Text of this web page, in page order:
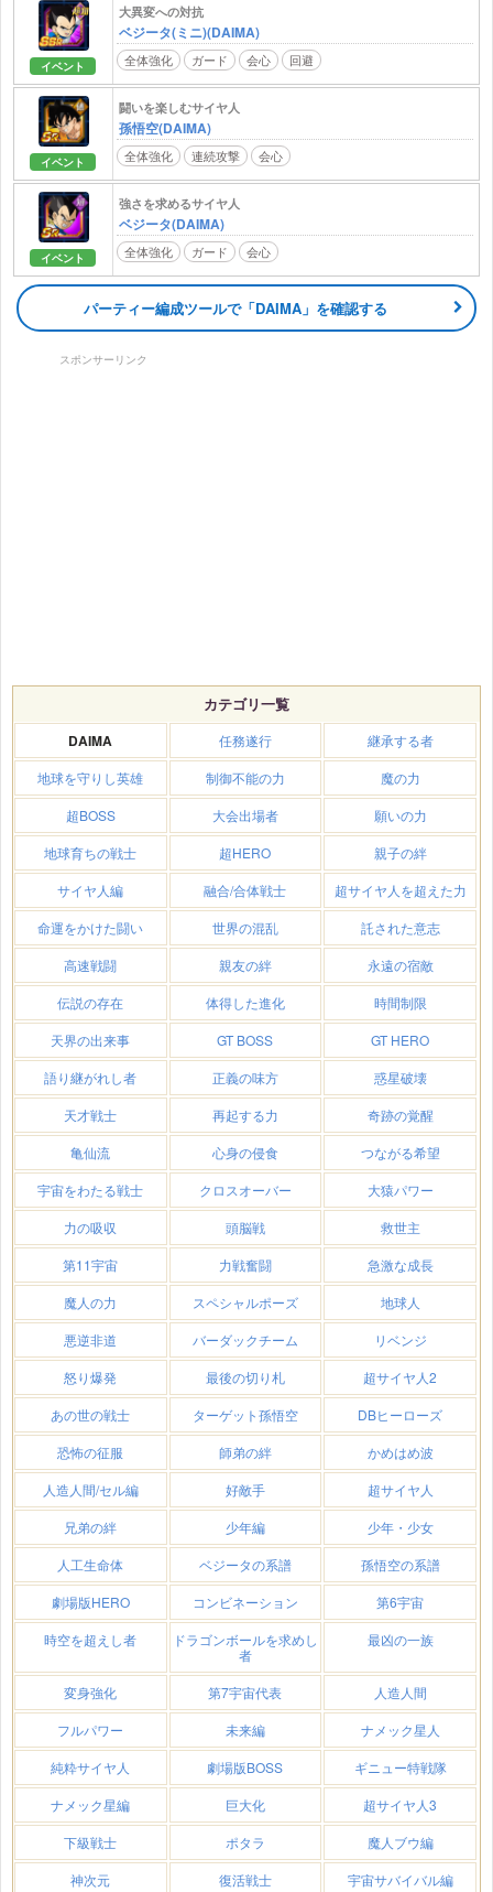
イベント
大異変への対抗
ベジータ(ミニ)(DAIMA)
全体強化 ガード 会心 回避
イベント
闘いを楽しむサイヤ人
孫悟空(DAIMA)
全体強化 連続攻撃 会心
イベント
強さを求めるサイヤ人
ベジータ(DAIMA)
全体強化 ガード 会心
パーティー編成ツールで「DAIMA」を確認する
スポンサーリンク
カテゴリ一覧
DAIMA 任務遂行
継承する者
地球を守りし英雄
制御不能の力
魔の力
超BOSS
大会出場者
願いの力
地球育ちの戦士
超HERO
親子の絆
サイヤ人編
融合/合体戦士
超サイヤ人を超えた力
命運をかけた闘い
世界の混乱
託された意志
高速戦闘
親友の絆
永遠の宿敵
伝説の存在
体得した進化
時間制限
天界の出来事
GT BOSS
GT HERO
語り継がれし者
正義の味方
惑星破壊
天才戦士
再起する力
奇跡の覚醒
亀仙流
心身の侵食
つながる希望
宇宙をわたる戦士
クロスオーバー
大猿パワー
力の吸収
頭脳戦
救世主
第11宇宙
力戦奮闘
急激な成長
魔人の力
スペシャルポーズ
地球人
悪逆非道
バーダックチーム
リベンジ
怒り爆発
最後の切り札
超サイヤ人2
あの世の戦士
ターゲット孫悟空
DBヒーローズ
恐怖の征服
師弟の絆
かめはめ波
人造人間/セル編
好敵手
超サイヤ人
兄弟の絆
少年編
少年・少女
人工生命体
ベジータの系譜
孫悟空の系譜
劇場版HERO
コンビネーション
第6宇宙
時空を超えし者
ドラゴンボールを求めし
者
最凶の一族
変身強化 第7宇宙代表
人造人間
フルパワー
未来編
ナメック星人
純粋サイヤ人
劇場版BOSS
ギニュー特戦隊
ナメック星編
巨大化
超サイヤ人3
下級戦士
ポタラ
魔人ブウ編
神次元
復活戦士
宇宙サバイバル編